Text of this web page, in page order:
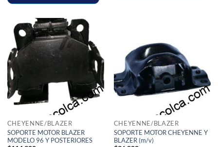
CHEYENNE/BLAZER
SOPORTE MOTOR BLAZER
MODELO 96 Y POSTERIORES
CHEYENNE/BLAZER
SOPORTE MOTOR CHEYENNE Y
BLAZER (m/v)